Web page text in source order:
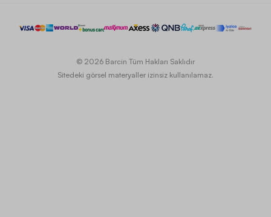
© 2026 Barcin Tüm Hakları Saklıdır
Sitedeki görsel materyaller izinsiz kullanılamaz.